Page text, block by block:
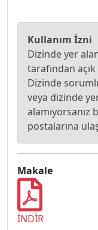
Kullanım İzni
Dizinde yer
tarafından
Dizinde
veya dizinde
alamıyorsanız
postalarına
Makale
İNDİR